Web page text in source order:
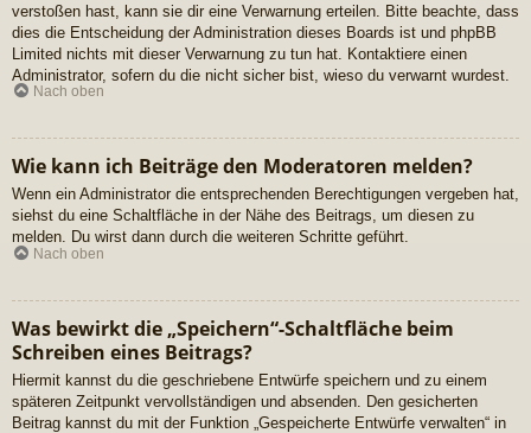
verstoßen hast, kann sie dir eine Verwarnung erteilen. Bitte beachte, dass
dies die Entscheidung der Administration dieses Boards ist und phpBB
Limited nichts mit dieser Verwarnung zu tun hat. Kontaktiere einen
Administrator, sofern du die nicht sicher bist, wieso du verwarnt wurdest.
Nach oben
Wie kann ich Beiträge den Moderatoren melden?
Wenn ein Administrator die entsprechenden Berechtigungen vergeben hat,
siehst du eine Schaltfläche in der Nähe des Beitrags, um diesen zu
melden. Du wirst dann durch die weiteren Schritte geführt.
Nach oben
Was bewirkt die „Speichern“-Schaltfläche beim
Schreiben eines Beitrags?
Hiermit kannst du die geschriebene Entwürfe speichern und zu einem
späteren Zeitpunkt vervollständigen und absenden. Den gesicherten
Beitrag kannst du mit der Funktion „Gespeicherte Entwürfe verwalten“ in